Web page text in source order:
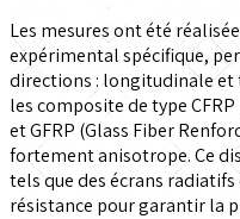
Les mesures ont été
expérimental spécifique,
directions : longitudinale et
les composite de type
et GFRP (Glass Fiber
fortement anisotrope. Ce
tels que des écrans
résistance pour garantir la